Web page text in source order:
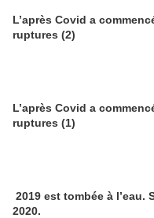
L’après Covid a
ruptures (2)
L’après Covid a
ruptures (1)
2019 est tombée à
2020.